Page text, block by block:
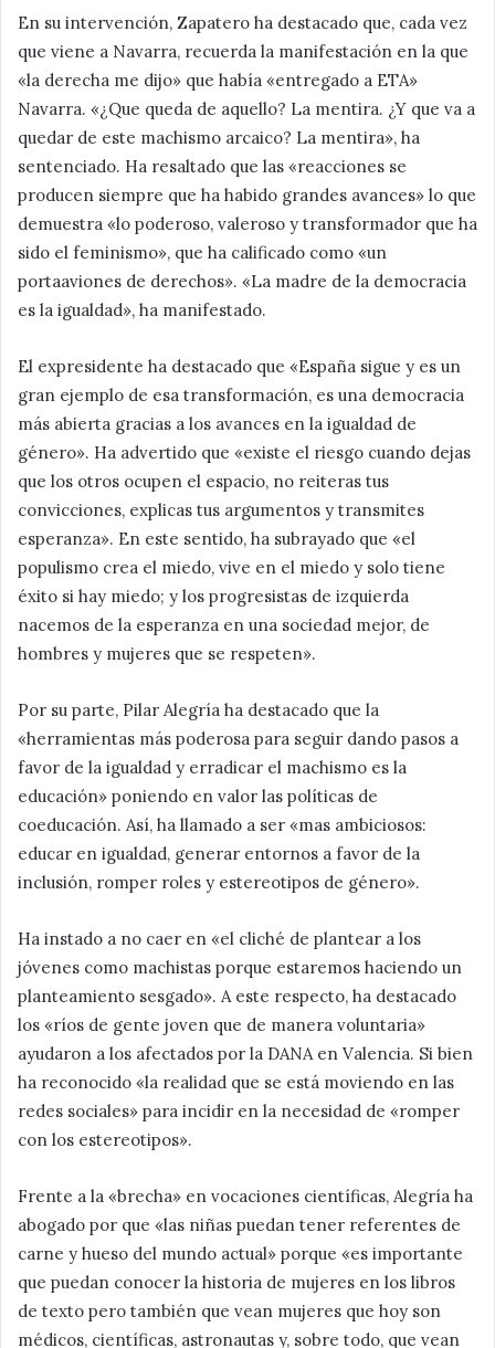
En su intervención, Zapatero ha destacado que, cada vez
que viene a Navarra, recuerda la manifestación en la que
«la derecha me dijo» que había «entregado a ETA»
Navarra. «¿Que queda de aquello? La mentira. ¿Y que va a
quedar de este machismo arcaico? La mentira», ha
sentenciado. Ha resaltado que las «reacciones se
producen siempre que ha habido grandes avances» lo que
demuestra «lo poderoso, valeroso y transformador que ha
sido el feminismo», que ha calificado como «un
portaaviones de derechos». «La madre de la democracia
es la igualdad», ha manifestado.
El expresidente ha destacado que «España sigue y es un
gran ejemplo de esa transformación, es una democracia
más abierta gracias a los avances en la igualdad de
género». Ha advertido que «existe el riesgo cuando dejas
que los otros ocupen el espacio, no reiteras tus
convicciones, explicas tus argumentos y transmites
esperanza». En este sentido, ha subrayado que «el
populismo crea el miedo, vive en el miedo y solo tiene
éxito si hay miedo; y los progresistas de izquierda
nacemos de la esperanza en una sociedad mejor, de
hombres y mujeres que se respeten».
Por su parte, Pilar Alegría ha destacado que la
«herramientas más poderosa para seguir dando pasos a
favor de la igualdad y erradicar el machismo es la
educación» poniendo en valor las políticas de
coeducación. Así, ha llamado a ser «mas ambiciosos:
educar en igualdad, generar entornos a favor de la
inclusión, romper roles y estereotipos de género».
Ha instado a no caer en «el cliché de plantear a los
jóvenes como machistas porque estaremos haciendo un
planteamiento sesgado». A este respecto, ha destacado
los «ríos de gente joven que de manera voluntaria»
ayudaron a los afectados por la DANA en Valencia. Si bien
ha reconocido «la realidad que se está moviendo en las
redes sociales» para incidir en la necesidad de «romper
con los estereotipos».
Frente a la «brecha» en vocaciones científicas, Alegría ha
abogado por que «las niñas puedan tener referentes de
carne y hueso del mundo actual» porque «es importante
que puedan conocer la historia de mujeres en los libros
de texto pero también que vean mujeres que hoy son
médicos, científicas, astronautas y, sobre todo, que vean